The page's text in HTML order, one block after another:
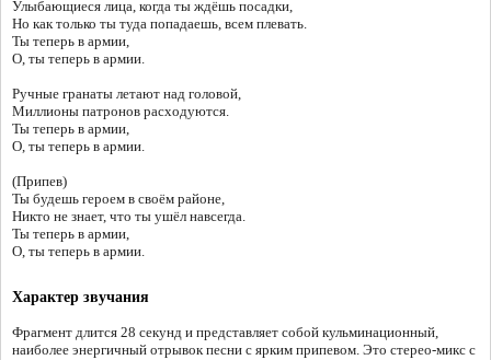
Улыбающиеся лица, когда ты ждёшь посадки,
Но как только ты туда попадаешь, всем плевать.
Ты теперь в армии,
О, ты теперь в армии.
Ручные гранаты летают над головой,
Миллионы патронов расходуются.
Ты теперь в армии,
О, ты теперь в армии.
(Припев)
Ты будешь героем в своём районе,
Никто не знает, что ты ушёл навсегда.
Ты теперь в армии,
О, ты теперь в армии.
Характер звучания
Фрагмент длится 28 секунд и представляет собой кульминационный,
наиболее энергичный отрывок песни с ярким припевом. Это стерео-микс с